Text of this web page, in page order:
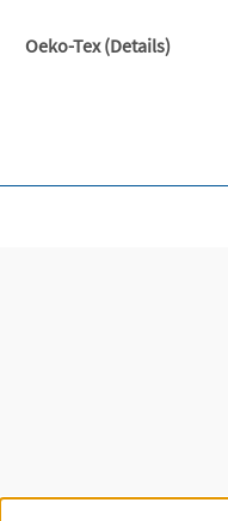
Oeko-Tex (Details)